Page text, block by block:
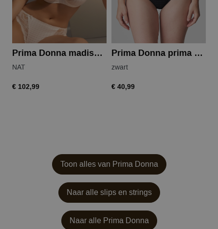
Prima Donna madison full cup wire bra
NAT
€ 102,99
Prima Donna prima donna madison string
zwart
€ 40,99
Toon alles van Prima Donna
Naar alle slips en strings
Naar alle Prima Donna